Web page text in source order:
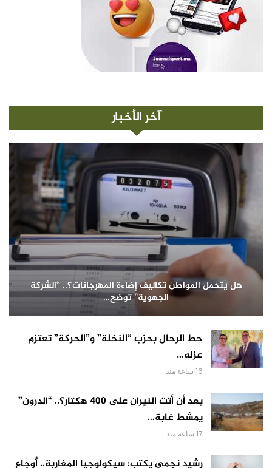
آخر الأخبار
هل يتحمل المواطن تكاليف إضاءة المهرجانات؟.. “الشركة
الجهوية” توضح…
حط الرحال بحزب “النخلة” و”الحركة” تعتزم
عزله…
16 ساعة منذ
بعد أن أتت النيران على 400 هكتار؟.. “الدرون”
يمشط غابة…
17 ساعة منذ
رشيد نجمي يكتب: سيكولوجيا المغاربة.. أوجاع